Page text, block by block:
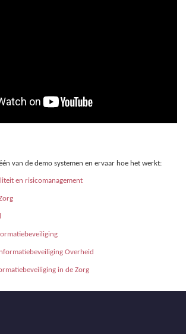
van de demo systemen en ervaar hoe het werkt:
en risicomanagement
Overheid
in de Zorg